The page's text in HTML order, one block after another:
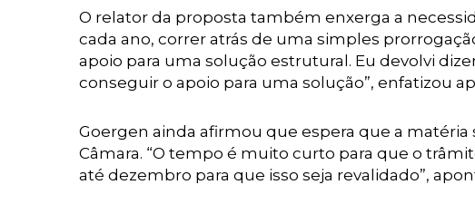
O relator da proposta também enxerga a
cada ano, correr atrás de uma simples
apoio para uma solução estrutural. Eu devolvi
conseguir o apoio para uma solução”, enfatizou
Goergen ainda afirmou que espera que a
Câmara. “O tempo é muito curto para que o
até dezembro para que isso seja revalidado”,